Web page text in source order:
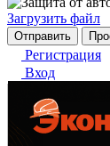
Загрузить файл
Регистрация
Вход